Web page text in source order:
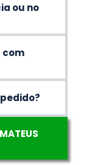
ou no
com